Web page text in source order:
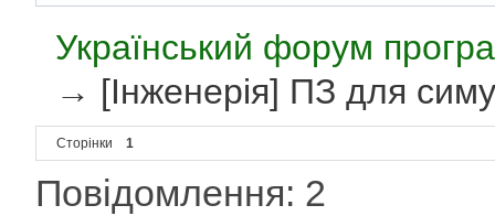
Український форум
→ [Інженерія] ПЗ для
Сторінки 1
Повідомлення: 2